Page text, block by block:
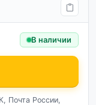
В наличии
Почта России,